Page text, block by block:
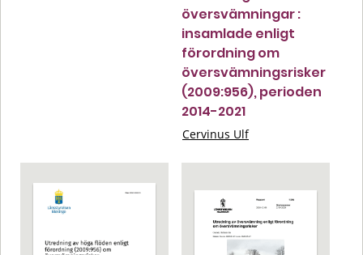
översvämningar :
insamlade enligt
förordning om
översvämningsrisker
(2009:956), perioden
2014-2021
Cervinus Ulf